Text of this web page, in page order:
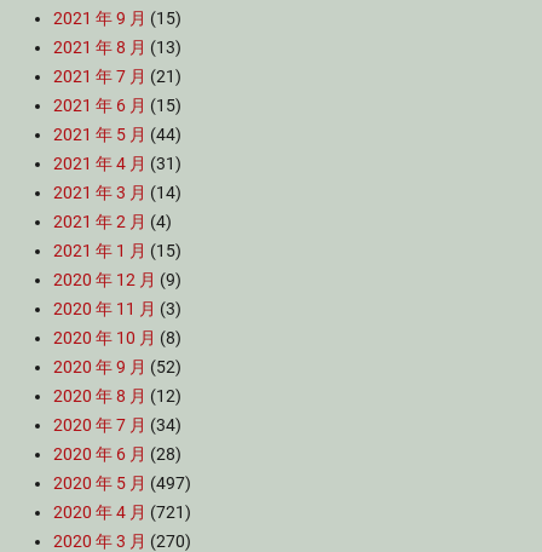
2021 年 9 月 (15)
2021 年 8 月 (13)
2021 年 7 月 (21)
2021 年 6 月 (15)
2021 年 5 月 (44)
2021 年 4 月 (31)
2021 年 3 月 (14)
2021 年 2 月 (4)
2021 年 1 月 (15)
2020 年 12 月 (9)
2020 年 11 月 (3)
2020 年 10 月 (8)
2020 年 9 月 (52)
2020 年 8 月 (12)
2020 年 7 月 (34)
2020 年 6 月 (28)
2020 年 5 月 (497)
2020 年 4 月 (721)
2020 年 3 月 (270)